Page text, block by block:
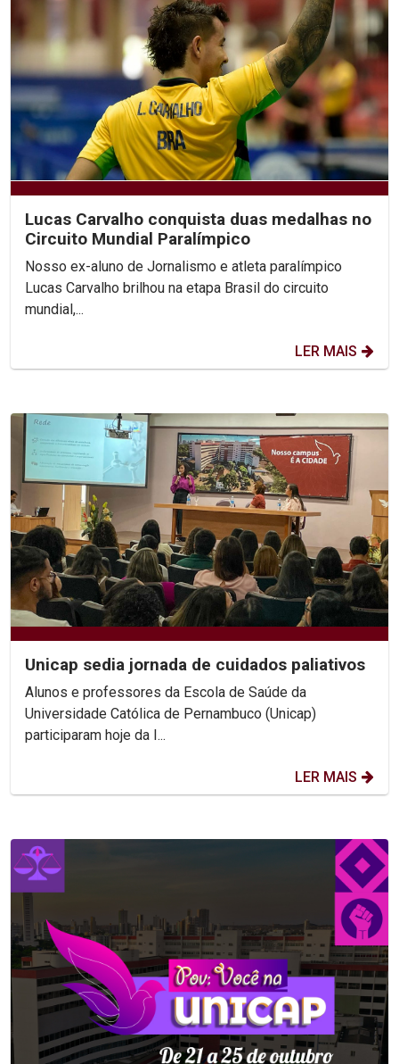
Lucas Carvalho conquista duas medalhas no
Circuito Mundial Paralímpico
Nosso ex-aluno de Jornalismo e atleta paralímpico
Lucas Carvalho brilhou na etapa Brasil do circuito
mundial,...
LER MAIS
Unicap sedia jornada de cuidados paliativos
Alunos e professores da Escola de Saúde da
Universidade Católica de Pernambuco (Unicap)
participaram hoje da I...
LER MAIS